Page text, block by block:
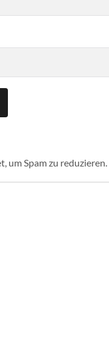
um Spam zu reduzieren.